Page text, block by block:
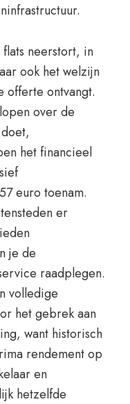
neerstort, in
ook het welzijn
offerte ontvangt.
over de
het financieel
euro toenam.
er
je de
raadplegen.
volledige
het gebrek aan
want historisch
rendement op
en
hetzelfde